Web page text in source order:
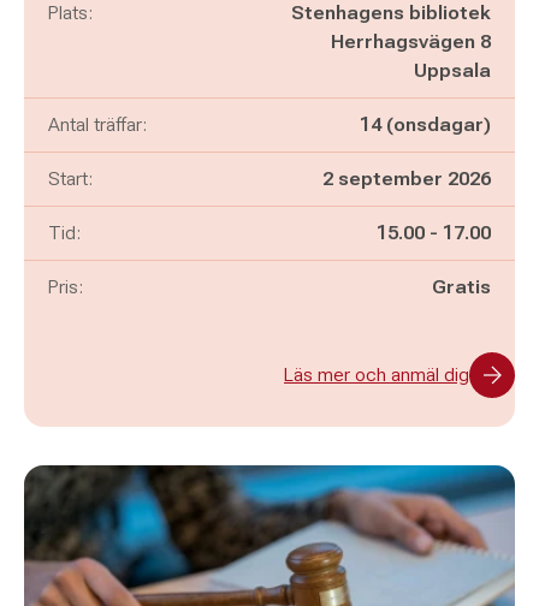
Plats:
Stenhagens bibliotek
Herrhagsvägen 8
Uppsala
Antal träffar: 14 (onsdagar)
Start: 2 september 2026
Tid: Pågår mellan
15.00 - och
17.00
Pris: Gratis
Läs mer och anmäl dig